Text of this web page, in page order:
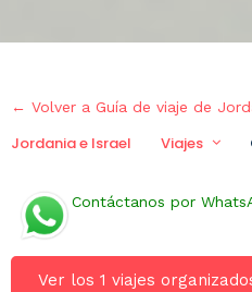
← Volver a Guía de viaje de
Jordania e Israel Viajes
Contáctanos por
Ver los 1 viajes